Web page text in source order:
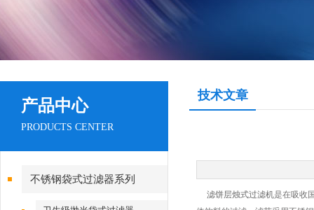
产品中心
PRODUCTS CENTER
不锈钢袋式过滤器系列
技术文章
滤饼层烛式过滤机是在吸收